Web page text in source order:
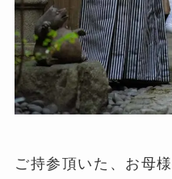
ご持参頂いた、お母